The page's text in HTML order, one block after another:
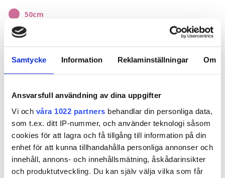
Samtycke Information Reklaminställningar Om
Ansvarsfull användning av dina uppgifter
Vi och våra 1022 partners behandlar din personliga data,
som t.ex. ditt IP-nummer, och använder teknologi såsom
cookies för att lagra och få tillgång till information på din
enhet för att kunna tillhandahålla personliga annonser och
innehåll, annons- och innehållsmätning, åskådarinsikter
och produktutveckling. Du kan själv välja vilka som får
50cm
196,49 €
Loppuunmyyty
Nopeat toimitukset
LISÄÄ OSTOSKORIIN